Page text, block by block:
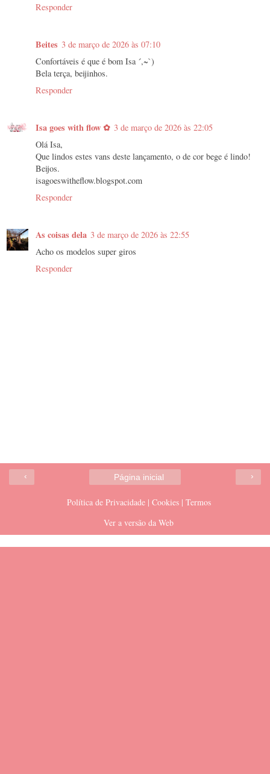
Responder
Beites 3 de março de 2026 às 07:10
Confortáveis é que é bom Isa ´,~`)
Bela terça, beijinhos.
Responder
Isa goes with flow ✿ 3 de março de 2026 às 22:05
Olá Isa,
Que lindos estes vans deste lançamento, o de cor bege é lindo!
Beijos.
isagoeswitheflow.blogspot.com
Responder
As coisas dela 3 de março de 2026 às 22:55
Acho os modelos super giros
Responder
‹ ›
Página inicial
Política de Privacidade | Cookies | Termos
Ver a versão da Web